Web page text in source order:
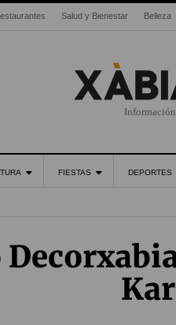
Salud y Bienestar Belleza
FIESTAS DEPORTES